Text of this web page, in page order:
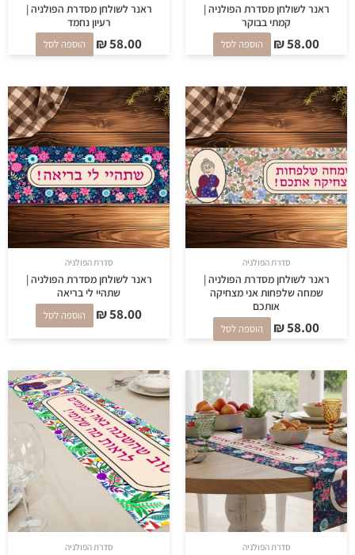
ראנר לשולחן מסדרת הפולניה |
קמתי בבוקר
₪58.00 הוספה לסל
ראנר לשולחן מסדרת הפולניה |
רעיון נחמד
₪58.00 הוספה לסל
סדרת הפולניה
ראנר לשולחן מסדרת הפולניה |
שמחה שלפחות אני מצחיקה
אותכם
₪58.00 הוספה לסל
סדרת הפולניה
ראנר לשולחן מסדרת הפולניה |
שתהיי לי בריאה
₪58.00 הוספה לסל
סדרת הפולניה סדרת הפולניה